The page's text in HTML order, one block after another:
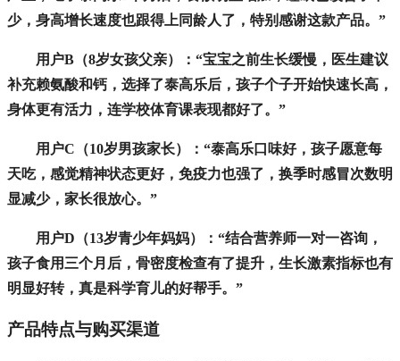
少，身高增长速度也跟得上同龄人了，特别感谢这款产品。”
用户B（8岁女孩父亲）：“宝宝之前生长缓慢，医生建议
补充赖氨酸和钙，选择了泰高乐后，孩子个子开始快速长高，
身体更有活力，连学校体育课表现都好了。”
用户C（10岁男孩家长）：“泰高乐口味好，孩子愿意每
天吃，感觉精神状态更好，免疫力也强了，换季时感冒次数明
显减少，家长很放心。”
用户D（13岁青少年妈妈）：“结合营养师一对一咨询，
孩子食用三个月后，骨密度检查有了提升，生长激素指标也有
明显好转，真是科学育儿的好帮手。”
产品特点与购买渠道